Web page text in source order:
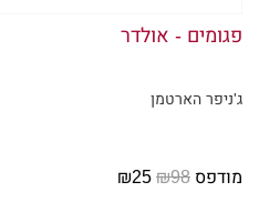
פגומים - אולדר
ג'ניפר הארטמן
מודפס ₪98